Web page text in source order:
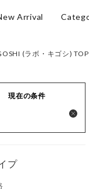
Arrival
(ラボ・キゴシ) TOP
現在の条件
プ